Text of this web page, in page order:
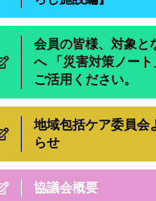
会員の皆様、対象と
へ 「災害対策ノー
ご活用ください。
地域包括ケア委員会
らせ
協議会概要